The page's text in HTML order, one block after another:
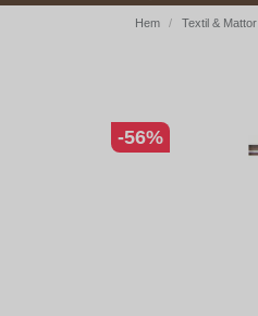
Hem Textil & Mattor
-56%